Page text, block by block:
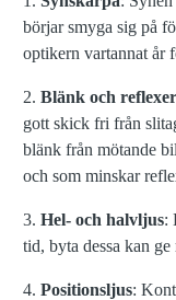
börjar smyga sig på
optikern vartannat år
2. Blänk och reflexer
gott skick fri från
blänk från mötande
och som minskar
3. Hel- och halvljus:
tid, byta dessa kan ge
4. Positionsljus: